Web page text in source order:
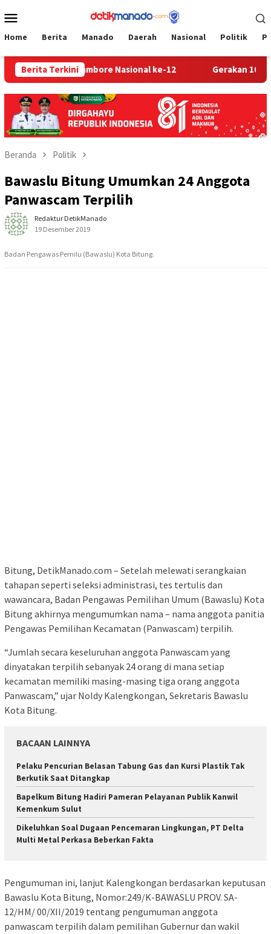
ke
Mobile
Home Berita Manado Daerah Nasional Politik
Berita Terkini
Menuju Jambore Nasional ke-12 Gerakan 10 Juta
Beranda Politik
Bawaslu Bitung Umumkan 24 Anggota
Panwascam Terpilih
Redaktur DetikManado
19 Desember 2019
Badan Pengawas Pemilu (Bawaslu) Kota Bitung.
Bitung, DetikManado.com – Setelah melewati serangkaian
tahapan seperti seleksi administrasi, tes tertulis dan
wawancara, Badan Pengawas Pemilihan Umum (Bawaslu) Kota
Bitung akhirnya mengumumkan nama – nama anggota panitia
Pengawas Pemilihan Kecamatan (Panwascam) terpilih.
“Jumlah secara keseluruhan anggota Panwascam yang
dinyatakan terpilih sebanyak 24 orang di mana setiap
kecamatan memiliki masing-masing tiga orang anggota
Panwascam,” ujar Noldy Kalengkongan, Sekretaris Bawaslu
Kota Bitung.
BACAAN LAINNYA
Pelaku Pencurian Belasan Tabung Gas dan Kursi Plastik Tak
Berkutik Saat Ditangkap
‎Bapelkum Bitung Hadiri Pameran Pelayanan Publik Kanwil
Kemenkum Sulut
Dikeluhkan Soal Dugaan Pencemaran Lingkungan, PT Delta
Multi Metal Perkasa Beberkan Fakta
Pengumuman ini, lanjut Kalengkongan berdasarkan keputusan
Bawaslu Kota Bitung, Nomor:249/K-BAWASLU PROV. SA-
12/HM/ 00/XII/2019 tentang pengumuman anggota
panwascam terpilih dalam pemilihan Gubernur dan wakil